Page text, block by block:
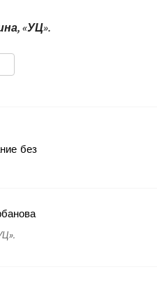
«УЦ».
без